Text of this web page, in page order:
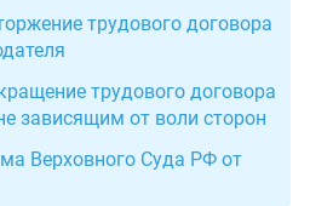
трудового договора
трудового договора
зависящим от воли сторон
Верховного Суда РФ от